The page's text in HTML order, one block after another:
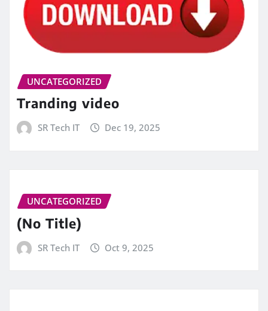
UNCATEGORIZED
Tranding video
SR Tech IT Dec 19, 2025
UNCATEGORIZED
(No Title)
SR Tech IT Oct 9, 2025